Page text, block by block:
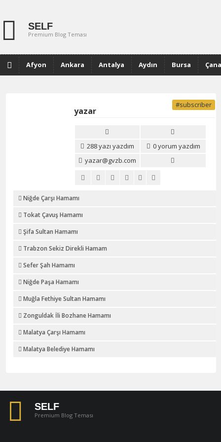
SELF
Premium Blog Teması
Afyon Ankara Antalya Aydın Bursa
yazar
#subscriber
288 yazı yazdım
0 yorum yazdım
yazar@gvzb.com
Niğde Çarşı Hamamı
Tokat Çavuş Hamamı
Şifa Sultan Hamamı
Trabzon Sekiz Direkli Hamam
Sefer Şah Hamamı
Niğde Paşa Hamamı
Muğla Fethiye Sultan Hamamı
Zonguldak İli Bozhane Hamamı
Malatya Çarşı Hamamı
Malatya Belediye Hamamı
SELF
Premium Blog Teması